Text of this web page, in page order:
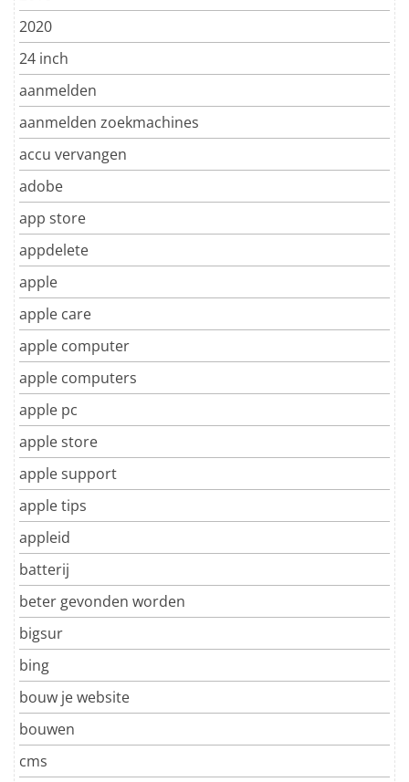
2020
24 inch
aanmelden
aanmelden zoekmachines
accu vervangen
adobe
app store
appdelete
apple
apple care
apple computer
apple computers
apple pc
apple store
apple support
apple tips
appleid
batterij
beter gevonden worden
bigsur
bing
bouw je website
bouwen
cms